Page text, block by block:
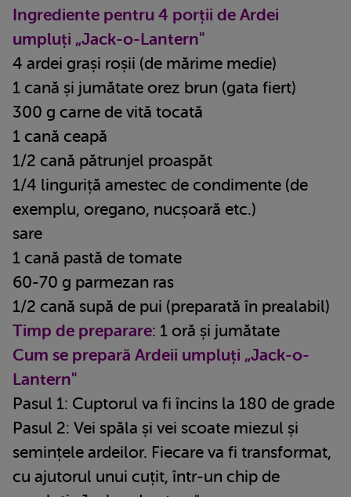
Ingrediente pentru 4 porții de Ardei
umpluți „Jack-o-Lantern"
4 ardei grași roșii (de mărime medie)
1 cană și jumătate orez brun (gata fiert)
300 g carne de vită tocată
1 cană ceapă
1/2 cană pătrunjel proaspăt
1/4 linguriță amestec de condimente (de
exemplu, oregano, nucșoară etc.)
sare
1 cană pastă de tomate
60-70 g parmezan ras
1/2 cană supă de pui (preparată în prealabil)
Timp de preparare: 1 oră și jumătate
Cum se prepară Ardeii umpluți „Jack-o-
Lantern"
Pasul 1: Cuptorul va fi încins la 180 de grade
Pasul 2: Vei spăla și vei scoate miezul și
semințele ardeilor. Fiecare va fi transformat,
cu ajutorul unui cuțit, într-un chip de